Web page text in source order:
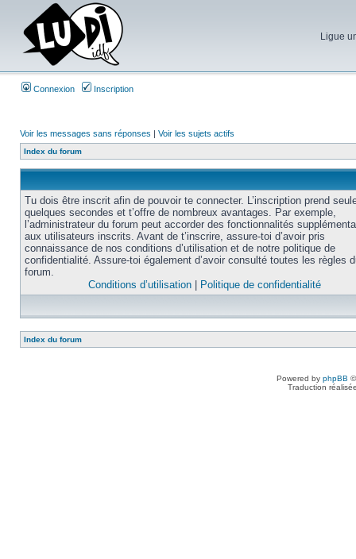
Ligue
Connexion Inscription
Voir les messages sans réponses | Voir les sujets actifs
Index du forum
Tu dois être inscrit afin de pouvoir te connecter. L’inscription prend
quelques secondes et t’offre de nombreux avantages. Par exemple,
l’administrateur du forum peut accorder des fonctionnalités
aux utilisateurs inscrits. Avant de t’inscrire, assure-toi d’avoir pris
connaissance de nos conditions d’utilisation et de notre politique de
confidentialité. Assure-toi également d’avoir consulté toutes les règles
forum.
Conditions d’utilisation
Politique de confidentialité
Index du forum
Powered by phpBB
Traduction